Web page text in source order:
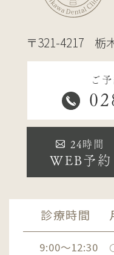
〒321-4217 栃
ご
24時間
WEB予約
診療時間
9:00～12:30